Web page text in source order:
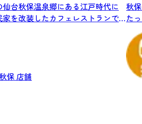
台秋保温泉郷にある江戸時代に
を改装したカフェレストランで
保店舗
秋
た
呂